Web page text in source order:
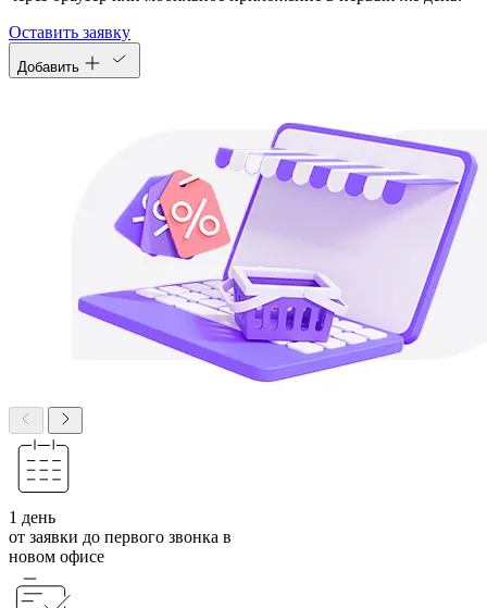
Оставить заявку
Добавить
1 день
от заявки до первого звонка в
новом офисе